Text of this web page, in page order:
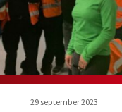
29 september 2023